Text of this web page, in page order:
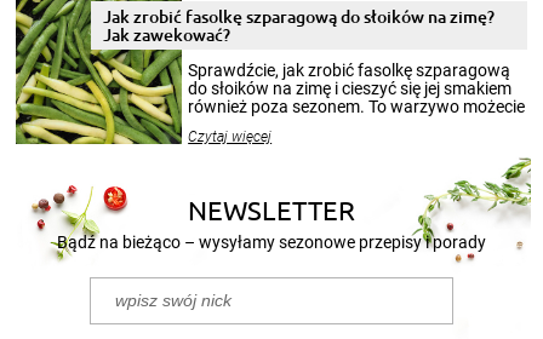
pełni poczuć atmosferę cieplejszych
miesięcy. Przygotowanie słoików ze
smakowitą zawartością musi obejmować
patenty, które pozwolą zachować świeżość
przetworów.
Jak zrobić fasolkę szparagową do słoików na zimę?
Jak zawekować?
Sprawdźcie, jak zrobić fasolkę szparagową
do słoików na zimę i cieszyć się jej smakiem
również poza sezonem. To warzywo możecie
nasze propozycje!
Czytaj więcej
NEWSLETTER
Bądź na bieżąco – wysyłamy sezonowe przepisy i porady